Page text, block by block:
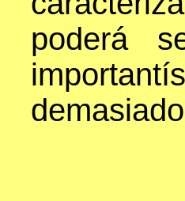
poderá